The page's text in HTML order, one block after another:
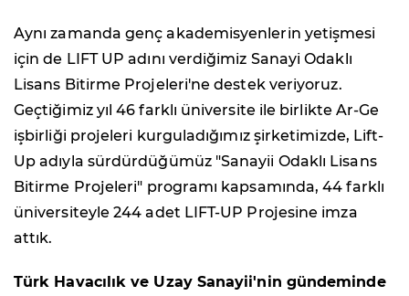
Aynı zamanda genç akademisyenlerin yetişmesi
için de LIFT UP adını verdiğimiz Sanayi Odaklı
Lisans Bitirme Projeleri'ne destek veriyoruz.
Geçtiğimiz yıl 46 farklı üniversite ile birlikte Ar-Ge
işbirliği projeleri kurguladığımız şirketimizde, Lift-
Up adıyla sürdürdüğümüz "Sanayii Odaklı Lisans
Bitirme Projeleri" programı kapsamında, 44 farklı
üniversiteyle 244 adet LIFT-UP Projesine imza
attık.
Türk Havacılık ve Uzay Sanayii'nin gündeminde